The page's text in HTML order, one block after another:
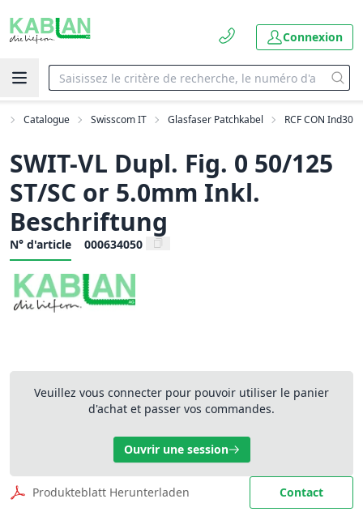
Connexion
Catalogue Swisscom IT Glasfaser Patchkabel RCF CON Ind30
SWIT-VL Dupl. Fig. 0 50/125
ST/SC or 5.0mm Inkl.
Beschriftung
N° d'article 000634050
Veuillez vous connecter pour pouvoir utiliser le panier
d'achat et passer vos commandes.
Ouvrir une session
Produkteblatt Herunterladen Contact